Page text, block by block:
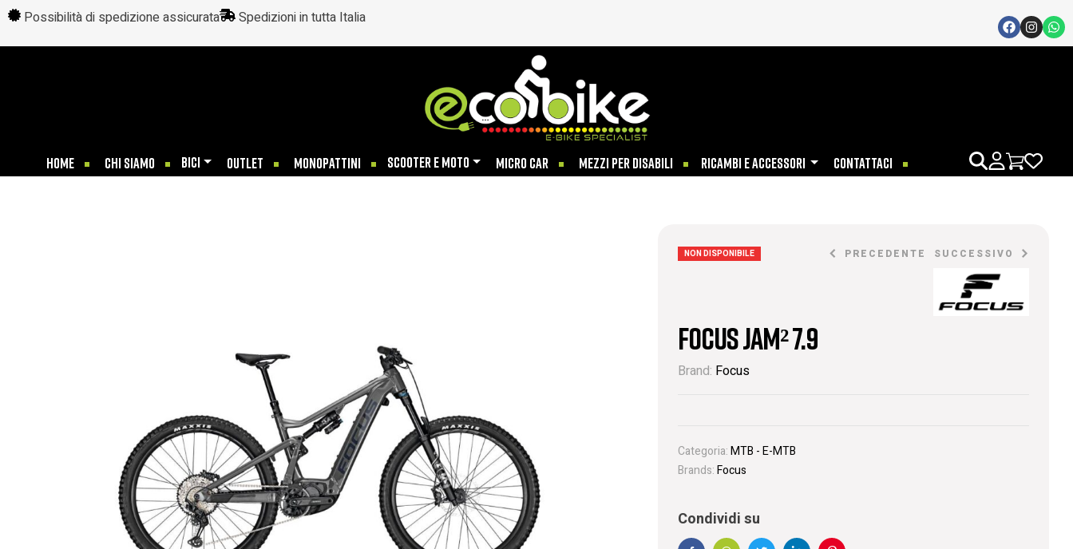
Possibilità di spedizione assicurata Spedizioni in tutta Italia
HOME CHI SIAMO BICI OUTLET MONOPATTINI SCOOTER E MOTO MICRO CAR MEZZI PER DISABILI RICAMBI E ACCESSORI CONTATTACI
NON DISPONIBILE PRECEDENTE SUCCESSIVO
Focus JAM² 7.9
Brand: Focus
Categoria:MTB - E-MTB
Brands:Focus
Condividi su